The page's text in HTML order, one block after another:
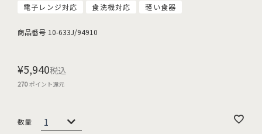
電子レンジ対応 食洗機対応 軽い食器
商品番号 10-633J/94910
¥5,940税込
270ポイント還元